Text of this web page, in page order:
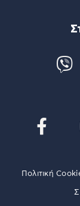
Πολιτική